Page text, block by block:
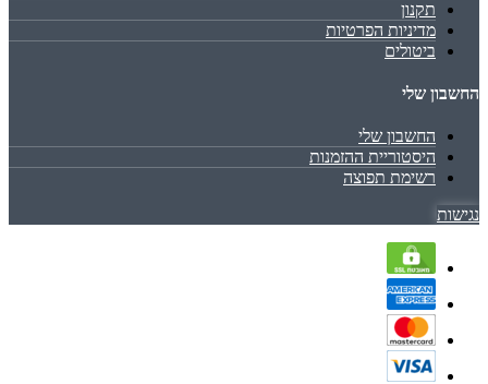
תקנון
מדיניות הפרטיות
ביטולים
החשבון שלי
החשבון שלי
היסטוריית ההזמנות
רשימת תפוצה
נגישות